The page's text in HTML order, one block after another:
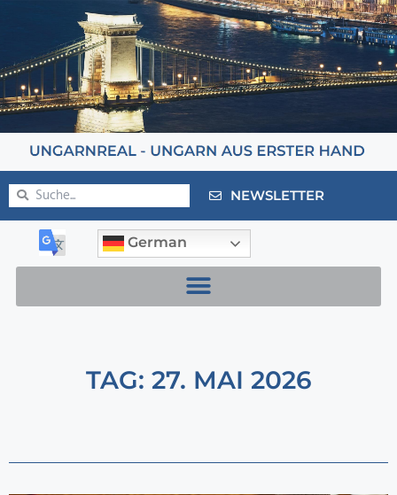
NEWSLETTER
German
TAG: 27. MAI 2026